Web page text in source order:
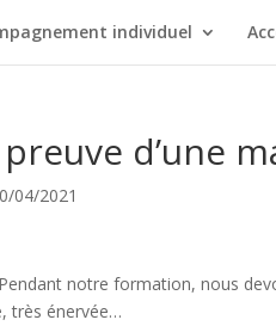
individuel
d’une
04/2021
notre formation, nous
très énervée…